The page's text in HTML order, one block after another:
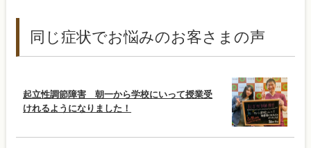
同じ症状でお悩みのお客さまの声
起立性調節障害 朝一から学校にいって授業受
けれるようになりました！